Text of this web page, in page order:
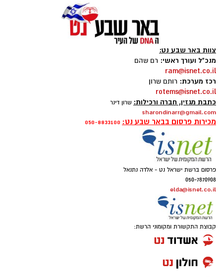
קרדיט: משטרת ישראל
החל מיום שישי ולאורך כל השבת, נאלצו תושבי
כרמית להתמודד עם מציאות בלתי נתפסת
ולהאזין לצרורות ירי כבדים שהפרו לחלוטין את
השלווה באזור. התושבים המתוסכלים והמפוחדים
תיארו את סוף השבוע האחרון כרצף של אירועים
חריגים בעוצמתם, שזלגו מהיישוב הסמוך לקייה
וזרעו בהלה רבה. "זה היה ירי מטורף, כזה עוד לא
היה כאן", העיד אחד התושבים, שתיאר אווירת
פחד ושישי-שבת מטורפים לחלוטין, בהם קולות
הירי כמעט ולא פסקו לרגע.
צוות באר שבע נט:
מנכ"ל ועורך ראשי: רם שהם
ram@isnet.co.il
רכז מערכת: רותם שרון
rotems@isnet.co.il
כתבת מגזין, חברה ורכילות: שרון דינר
sharondinarr@gmail.com
מכירות פרסום בבאר שבע נט: 050-8833100
פרסום ברשת ישראל נט - אלדה נתנאל
050-7870908
elda@isnet.co.il
קבוצת התקשורת ומקומוני הרשת: